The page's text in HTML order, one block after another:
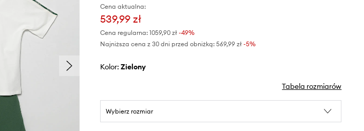
Cena aktualna:
539,99 zł
Cena regularna: 1059,90 zł-49%
Najniższa cena z 30 dni przed obniżką: 569,99 zł -5%
Kolor: zielony
Tabela rozmiarów
Wybierz rozmiar